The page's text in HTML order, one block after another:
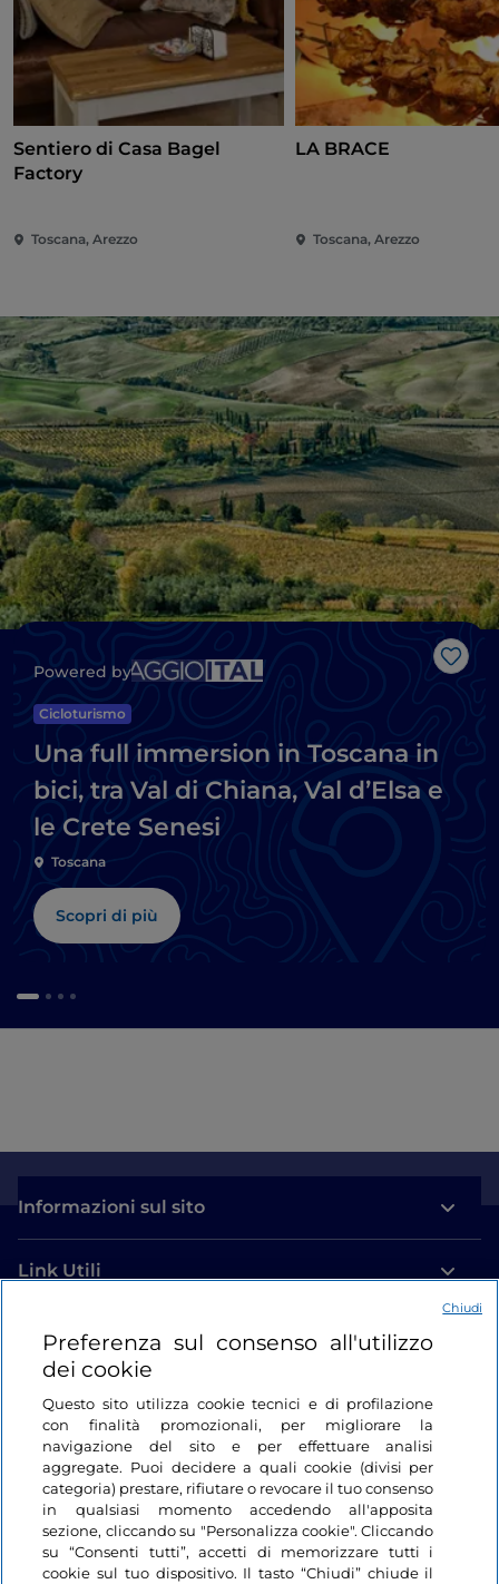
Sentiero di Casa Bagel
Factory
Toscana, Arezzo
LA BRACE
Toscana, Arezzo
Like
Powered by
Cicloturismo
Una full immersion in Toscana in
bici, tra Val di Chiana, Val d’Elsa e
le Crete Senesi
Toscana
Scopri di più
Informazioni sul sito
Link Utili
Login
Restiamo in contatto
Preferenza sul consenso all'utilizzo
dei cookie
Questo sito utilizza cookie tecnici e di profilazione
con finalità promozionali, per migliorare la
navigazione del sito e per effettuare analisi
aggregate. Puoi decidere a quali cookie (divisi per
categoria) prestare, rifiutare o revocare il tuo consenso
in qualsiasi momento accedendo all'apposita
sezione, cliccando su "Personalizza cookie". Cliccando
su “Consenti tutti”, accetti di memorizzare tutti i
cookie sul tuo dispositivo. Il tasto “Chiudi” chiude il
Chiudi